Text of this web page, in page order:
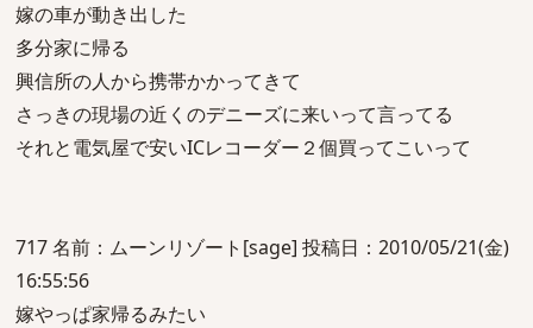
嫁の車が動き出した
多分家に帰る
興信所の人から携帯かかってきて
さっきの現場の近くのデニーズに来いって言ってる
それと電気屋で安いICレコーダー２個買ってこいって
717 名前：ムーンリゾート[sage] 投稿日：2010/05/21(金)
16:55:56
嫁やっぱ家帰るみたい